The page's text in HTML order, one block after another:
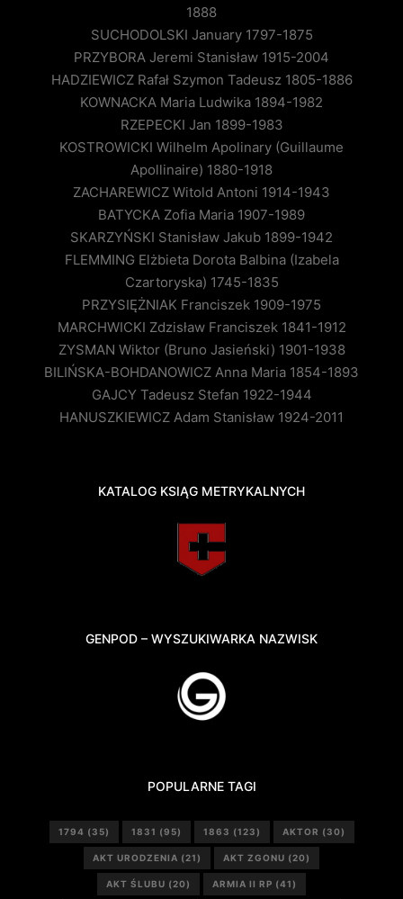
1888
SUCHODOLSKI January 1797-1875
PRZYBORA Jeremi Stanisław 1915-2004
HADZIEWICZ Rafał Szymon Tadeusz 1805-1886
KOWNACKA Maria Ludwika 1894-1982
RZEPECKI Jan 1899-1983
KOSTROWICKI Wilhelm Apolinary (Guillaume
Apollinaire) 1880-1918
ZACHAREWICZ Witold Antoni 1914-1943
BATYCKA Zofia Maria 1907-1989
SKARZYŃSKI Stanisław Jakub 1899-1942
FLEMMING Elżbieta Dorota Balbina (Izabela
Czartoryska) 1745-1835
PRZYSIĘŻNIAK Franciszek 1909-1975
MARCHWICKI Zdzisław Franciszek 1841-1912
ZYSMAN Wiktor (Bruno Jasieński) 1901-1938
BILIŃSKA-BOHDANOWICZ Anna Maria 1854-1893
GAJCY Tadeusz Stefan 1922-1944
HANUSZKIEWICZ Adam Stanisław 1924-2011
KATALOG KSIĄG METRYKALNYCH
GENPOD – WYSZUKIWARKA NAZWISK
POPULARNE TAGI
1794 (35) 1831 (95) 1863 (123) AKTOR (30)
AKT URODZENIA (21) AKT ZGONU (20)
AKT ŚLUBU (20) ARMIA II RP (41)